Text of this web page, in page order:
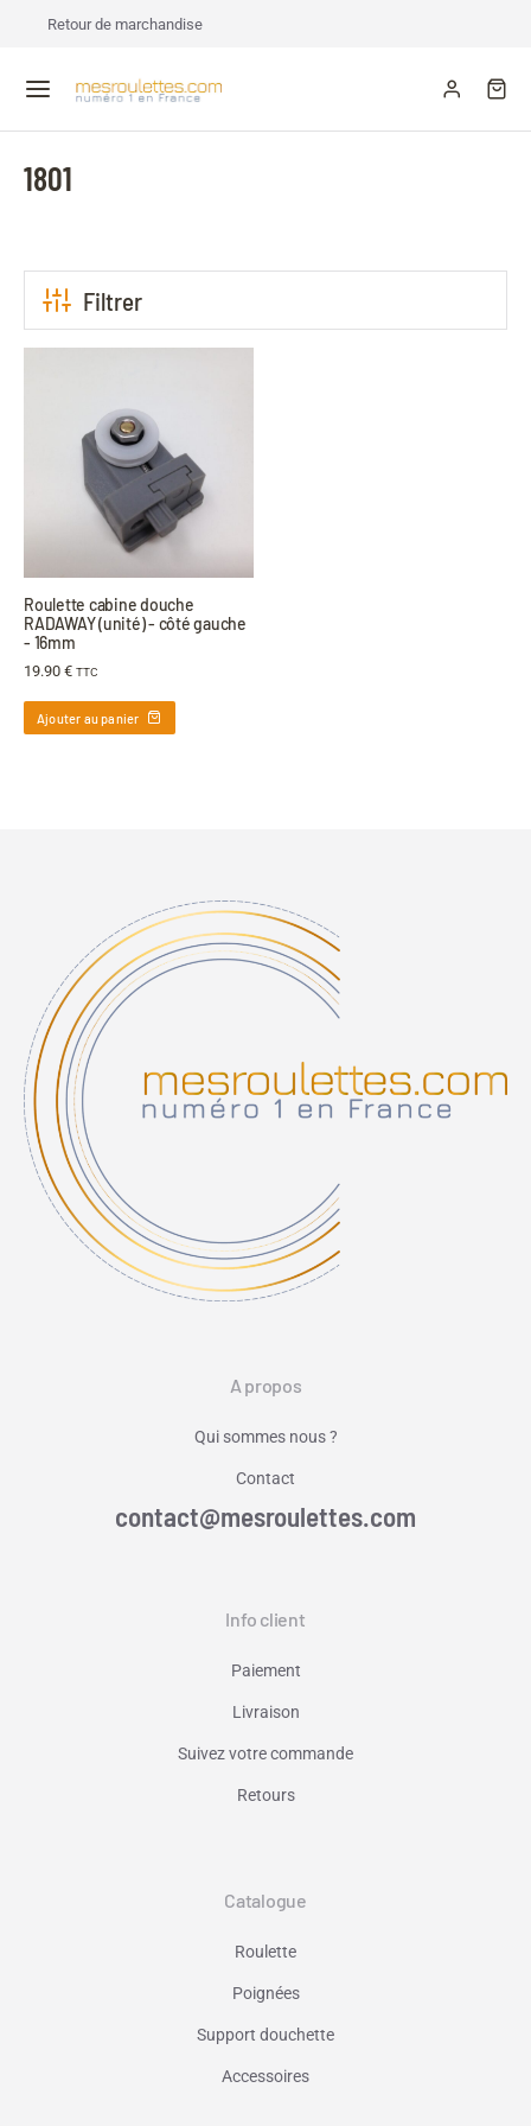
Retour de marchandise
1801
Filtrer
Roulette cabine douche
RADAWAY (unité) - côté gauche
- 16mm
19.90 € TTC
Ajouter au panier
A propos
Qui sommes nous ?
Contact
contact@mesroulettes.com
Info client
Paiement
Livraison
Suivez votre commande
Retours
Catalogue
Roulette
Poignées
Support douchette
Accessoires